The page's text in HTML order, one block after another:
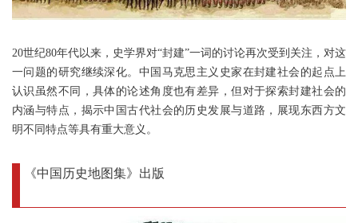
20世纪80年代以来，史学界对“封建”一词的讨论再次受到关注，对这
一问题的研究继续深化。中国马克思主义史家在封建社会的起点上
认识虽然不同，具体的论述角度也有差异，但对于探索封建社会的
内涵与特点，揭示中国古代社会的历史发展与道路，展现东西方文
明不同特点等具有重大意义。
《中国历史地图集》出版